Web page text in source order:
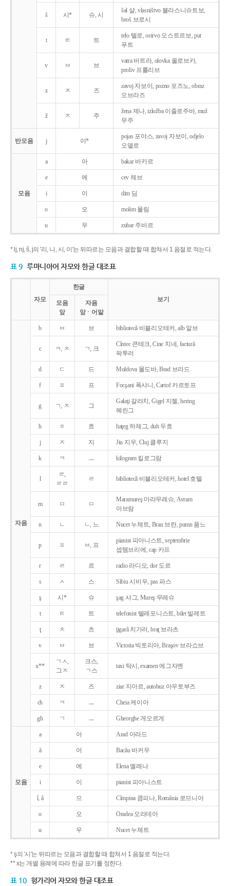
š 시* 슈, 시
šal 샬, vlasništvo 블라스니슈트보,
broš 브로시
t ㅌ 트
telo 텔로, ostrvo 오스트르보, put
푸트
v ㅂ 브
vatra 바트라, olovka 올로브카,
proliv 프롤리브
z ㅈ 즈
zavoj 자보이, pozno 포즈노, obraz
오브라즈
ž ㅈ 주
žena 제나, izložba 이즐로주바, muž
무주
반모음 j 이*
pojas 포야스, zavoj 자보이, odjelo
오델로
모음
a 아 bakar 바카르
e 에 cev 체브
i 이 dim 딤
o 오 molim 몰림
u 우 zubar 주바르
* lj, nj, š, j의 '리, 니, 시, 이'는 뒤따르는 모음과 결합할 때 합쳐서 1 음절로 적는다.
표 9 루마니아어 자모와 한글 대조표
자모
한글
보기
모음
앞
자음
앞ㆍ어말
자음
b ㅂ 브 bibliotecǎ 비블리오테커, alb 알브
c ㅋ, ㅊ ㄱ, 크
Cîntec 큰테크, Cine 치네, facturǎ
팍투러
d ㄷ 드 Moldova 몰도바, Brad 브라드
f ㅍ 프 Focşani 폭샤니, Cartof 카르토프
g ㄱ, ㅈ 그
Galaţi 갈라치, Gigel 지젤, hering
헤린그
h ㅎ 흐 haţeg 하체그, duh 두흐
j ㅈ 지 Jiu 지우, Cluj 클루지
k ㅋ ㅡ kilogram 킬로그람
l
ㄹ,
ㄹㄹ
ㄹ bibliotecǎ 비블리오테커, hotel 호텔
m ㅁ ㅁ
Maramureş 마라무레슈, Avram
아브람
n ㄴ ㄴ, 느 Nucet 누체트, Bran 브란, pumn 품느
p ㅍ ㅂ, 프
pianist 피아니스트, septembrie
셉템브리에, cap 카프
r ㄹ 르 radio 라디오, dor 도르
s ㅅ 스 Sibiu 시비우, pas 파스
ş 시* 슈 şag 샤그, Mureş 무레슈
t ㅌ 트 telefonist 텔레포니스트, bilet 빌레트
ţ ㅊ 츠 ţigarǎ 치가러, braţ 브라츠
v ㅂ 브 Victoria 빅토리아, Braşov 브라쇼브
x**
ㄱㅅ,
그ㅈ
크스,
ㄱ스
taxi 탁시, examen 에그자멘
z ㅈ 즈 ziar 지아르, autobuz 아우토부즈
ch ㅋ ㅡ Cheia 케이아
gh ㄱ ㅡ Gheorghe 게오르게
모음
a 아 Arad 아라드
ǎ 어 Bacǎu 바커우
e 에 Elena 엘레나
i 이 pianist 피아니스트
î, â 으 Cîmpina 큼피나, România 로므니아
o 오 Oradea 오라데아
u 우 Nucet 누체트
* ş의 '시'는 뒤따르는 모음과 결합할 때 합쳐서 1 음절로 적는다.
** x는 개별 용례에 따라 한글 표기를 정한다.
표 10 헝가리어 자모와 한글 대조표